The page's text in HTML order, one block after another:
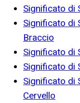
Significato di
Significato di
Braccio
Significato di
Significato di
Significato di
Cervello